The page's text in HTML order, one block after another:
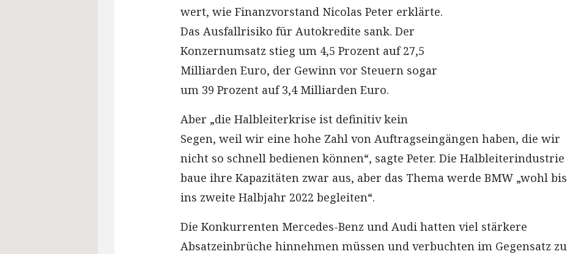
wert, wie Finanzvorstand Nicolas Peter erklärte.
Das Ausfallrisiko für Autokredite sank. Der
Konzernumsatz stieg um 4,5 Prozent auf 27,5
Milliarden Euro, der Gewinn vor Steuern sogar
um 39 Prozent auf 3,4 Milliarden Euro.
Aber „die Halbleiterkrise ist definitiv kein
Segen, weil wir eine hohe Zahl von Auftragseingängen haben, die wir
nicht so schnell bedienen können“, sagte Peter. Die Halbleiterindustrie
baue ihre Kapazitäten zwar aus, aber das Thema werde BMW „wohl bis
ins zweite Halbjahr 2022 begleiten“.
Die Konkurrenten Mercedes-Benz und Audi hatten viel stärkere
Absatzeinbrüche hinnehmen müssen und verbuchten im Gegensatz zu